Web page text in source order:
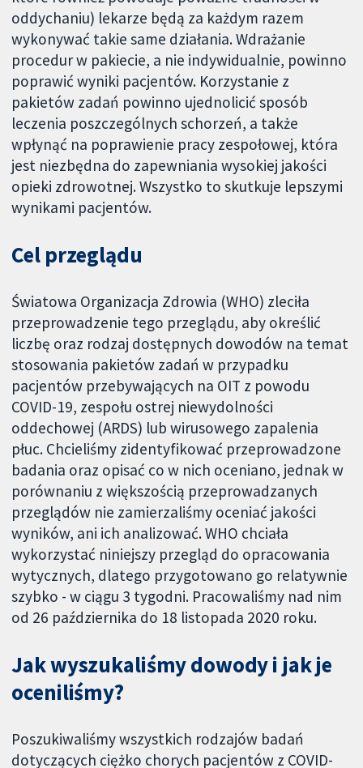
oddychaniu) lekarze będą za każdym razem
wykonywać takie same działania. Wdrażanie
procedur w pakiecie, a nie indywidualnie, powinno
poprawić wyniki pacjentów. Korzystanie z
pakietów zadań powinno ujednolicić sposób
leczenia poszczególnych schorzeń, a także
wpłynąć na poprawienie pracy zespołowej, która
jest niezbędna do zapewniania wysokiej jakości
opieki zdrowotnej. Wszystko to skutkuje lepszymi
wynikami pacjentów.
Cel przeglądu
Światowa Organizacja Zdrowia (WHO) zleciła
przeprowadzenie tego przeglądu, aby określić
liczbę oraz rodzaj dostępnych dowodów na temat
stosowania pakietów zadań w przypadku
pacjentów przebywających na OIT z powodu
COVID-19, zespołu ostrej niewydolności
oddechowej (ARDS) lub wirusowego zapalenia
płuc. Chcieliśmy zidentyfikować przeprowadzone
badania oraz opisać co w nich oceniano, jednak w
porównaniu z większością przeprowadzanych
przeglądów nie zamierzaliśmy oceniać jakości
wyników, ani ich analizować. WHO chciała
wykorzystać niniejszy przegląd do opracowania
wytycznych, dlatego przygotowano go relatywnie
szybko - w ciągu 3 tygodni. Pracowaliśmy nad nim
od 26 października do 18 listopada 2020 roku.
Jak wyszukaliśmy dowody i jak je
oceniliśmy?
Poszukiwaliśmy wszystkich rodzajów badań
dotyczących ciężko chorych pacjentów z COVID-